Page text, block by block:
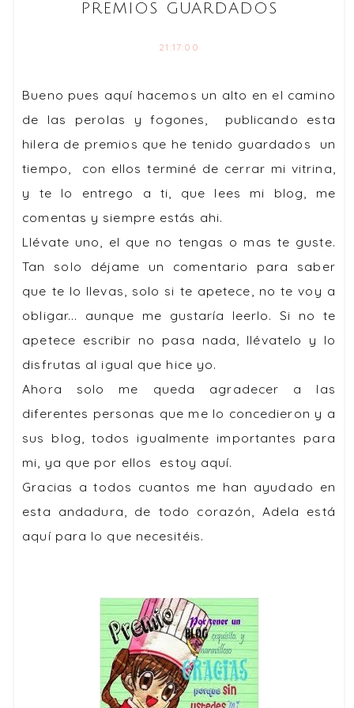
PREMIOS GUARDADOS
21:17:00
Bueno pues aquí hacemos un alto en el camino
de las perolas y fogones, publicando esta
hilera de premios que he tenido guardados un
tiempo, con ellos terminé de cerrar mi vitrina,
y te lo entrego a ti, que lees mi blog, me
comentas y siempre estás ahi.
Llévate uno, el que no tengas o mas te guste.
Tan solo déjame un comentario para saber
que te lo llevas, solo si te apetece, no te voy a
obligar... aunque me gustaría leerlo. Si no te
apetece escribir no pasa nada, llévatelo y lo
disfrutas al igual que hice yo.
Ahora solo me queda agradecer a las
diferentes personas que me lo concedieron y a
sus blog, todos igualmente importantes para
mi, ya que por ellos estoy aquí.
Gracias a todos cuantos me han ayudado en
esta andadura, de todo corazón, Adela está
aquí para lo que necesitéis.